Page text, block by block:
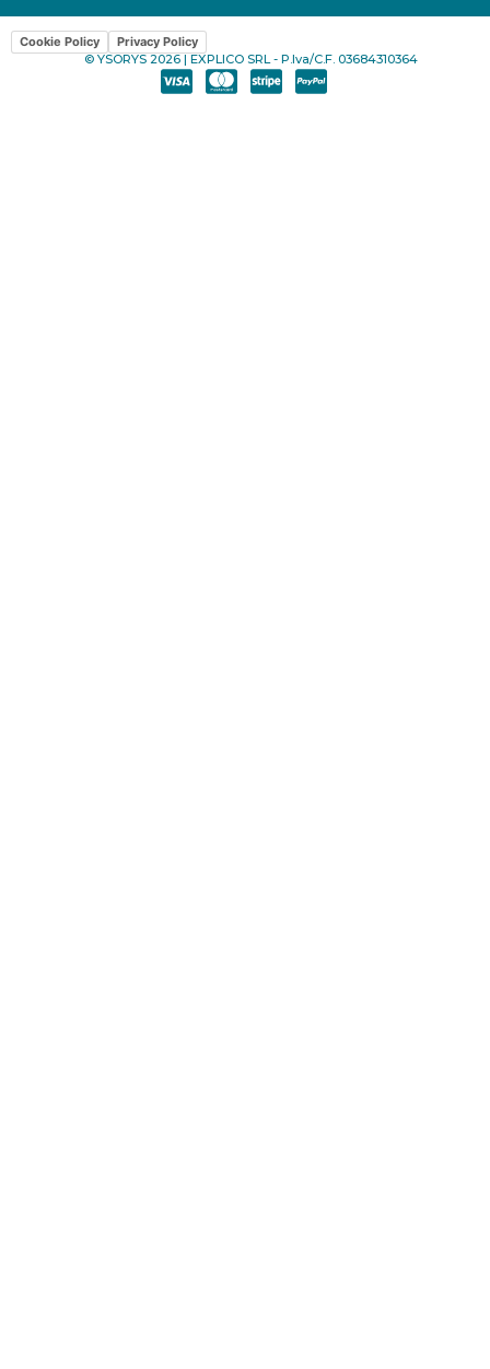
Cookie Policy
Privacy Policy
© YSORYS 2026 | EXPLICO SRL - P.Iva/C.F. 03684310364